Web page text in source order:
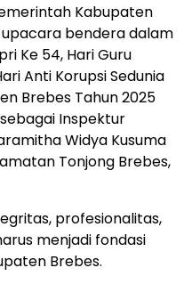
Kabupaten
bendera dalam
Ke 54, Hari Guru
Anti Korupsi Sedunia
Brebes Tahun 2025
Inspektur
Widya Kusuma
Tonjong Brebes,
profesionalitas,
menjadi fondasi
Brebes.